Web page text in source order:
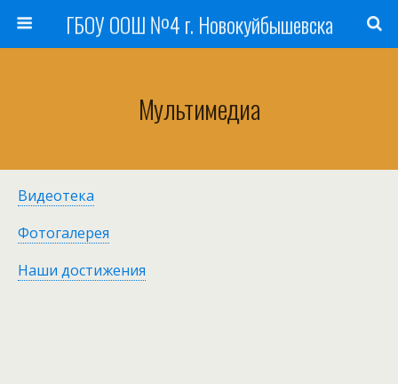
ГБОУ ООШ №4 г. Новокуйбышевска
Мультимедиа
Видеотека
Фотогалерея
Наши достижения